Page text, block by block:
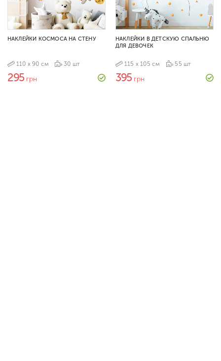
НАКЛЕЙКИ КОСМОСА НА СТЕНУ
110 х 90 см 30 шт
295грн
НАКЛЕЙКИ В ДЕТСКУЮ СПАЛЬНЮ
ДЛЯ ДЕВОЧЕК
115 х 105 см 55 шт
395грн